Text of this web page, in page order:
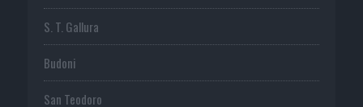
S. T. Gallura
Budoni
San Teodoro